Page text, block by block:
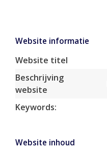
Website informatie
Website titel
Beschrijving
website
Keywords:
Website inhoud